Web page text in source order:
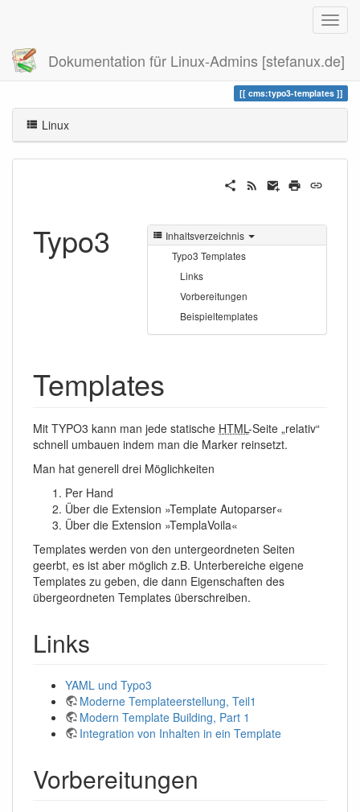
Dokumentation für Linux-Admins [stefanux.de]
Zuletzt angesehen typo3-templates
cms:typo3-templates
Linux
Inhaltsverzeichnis
Typo3 Templates
Links
Vorbereitungen
Beispieltemplates
Typo3
Templates
Mit TYPO3 kann man jede statische HTML-Seite „relativ“
schnell umbauen indem man die Marker reinsetzt.
Man hat generell drei Möglichkeiten
Per Hand
Über die Extension »Template Autoparser«
Über die Extension »TemplaVoila«
Templates werden von den untergeordneten Seiten
geerbt, es ist aber möglich z.B. Unterbereiche eigene
Templates zu geben, die dann Eigenschaften des
übergeordneten Templates überschreiben.
Links
YAML und Typo3
Moderne Templateerstellung, Teil1
Modern Template Building, Part 1
Integration von Inhalten in ein Template
Vorbereitungen